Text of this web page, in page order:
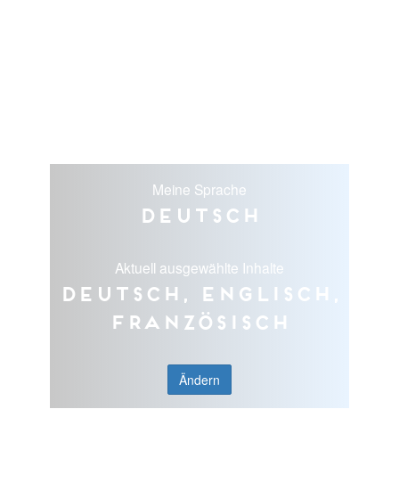
Meine Sprache
Deutsch
Aktuell ausgewählte Inhalte
Deutsch, Englisch,
Französisch
Ändern